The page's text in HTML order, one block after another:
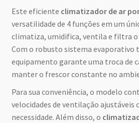
Este eficiente climatizador de ar
versatilidade de 4 funções em um
climatiza, umidifica, ventila e filtra o
Com o robusto sistema evaporativo
equipamento garante uma troca de
manter o frescor constante no
Para sua conveniência, o modelo
velocidades de ventilação ajustáveis
necessidade. Além disso, o